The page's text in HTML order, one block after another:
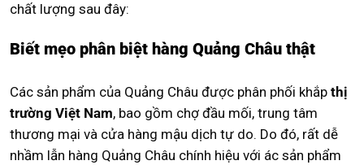
chất lượng sau đây:
Biết mẹo phân biệt hàng Quảng Châu thật
Các sản phẩm của Quảng Châu được phân phối khắp thị
trường Việt Nam, bao gồm chợ đầu mối, trung tâm
thương mại và cửa hàng mậu dịch tự do. Do đó, rất dễ
nhầm lẫn hàng Quảng Châu chính hiệu với ác sản phẩm